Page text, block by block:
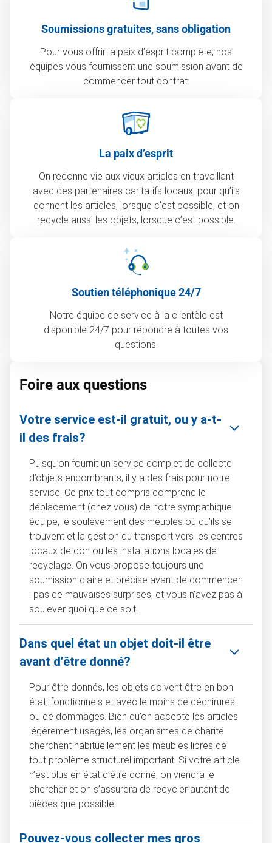
Soumissions gratuites, sans obligation
Pour vous offrir la paix d’esprit complète, nos
équipes vous fournissent une soumission avant de
commencer tout contrat.
La paix d’esprit
On redonne vie aux vieux articles en travaillant
avec des partenaires caritatifs locaux, pour qu’ils
donnent les articles, lorsque c’est possible, et on
recycle aussi les objets, lorsque c’est possible.
Soutien téléphonique 24/7
Notre équipe de service à la clientèle est
disponible 24/7 pour répondre à toutes vos
questions.
Foire aux questions
Votre service est-il gratuit, ou y a-t-
il des frais?
Puisqu’on fournit un service complet de collecte
d’objets encombrants, il y a des frais pour notre
service. Ce prix tout compris comprend le
déplacement (chez vous) de notre sympathique
équipe, le soulèvement des meubles où qu’ils se
trouvent et la gestion du transport vers les centres
locaux de don ou les installations locales de
recyclage. On vous propose toujours une
soumission claire et précise avant de commencer
: pas de mauvaises surprises, et vous n’avez pas à
soulever quoi que ce soit!
Dans quel état un objet doit-il être
avant d’être donné?
Pour être donnés, les objets doivent être en bon
état, fonctionnels et avec le moins de déchirures
ou de dommages. Bien qu’on accepte les articles
légèrement usagés, les organismes de charité
cherchent habituellement les meubles libres de
tout problème structurel important. Si votre article
n’est plus en état d’être donné, on viendra le
chercher et on s’assurera de recycler autant de
pièces que possible.
Pouvez-vous collecter mes gros